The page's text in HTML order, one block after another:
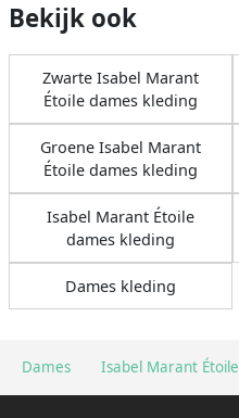
Dames Isabel Marant Étoile
Bekijk ook
Zwarte Isabel Marant
Étoile dames kleding
Groene Isabel Marant
Étoile dames kleding
Isabel Marant Étoile
dames kleding
Dames kleding